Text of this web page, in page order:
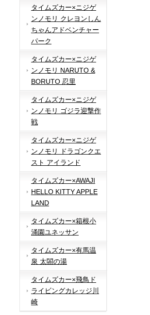
タイムズカー×ニジゲ
ンノモリ クレヨンしん
ちゃんアドベンチャー
パーク
タイムズカー×ニジゲ
ンノモリ NARUTO &
BORUTO 忍里
タイムズカー×ニジゲ
ンノモリ ゴジラ迎撃作
戦
タイムズカー×ニジゲ
ンノモリ ドラゴンクエ
スト アイランド
タイムズカー×AWAJI
HELLO KITTY APPLE
LAND
タイムズカー×箱根小
涌園ユネッサン
タイムズカー×有馬温
泉 太閤の湯
タイムズカー×飛鳥ド
ライビングカレッジ川
崎